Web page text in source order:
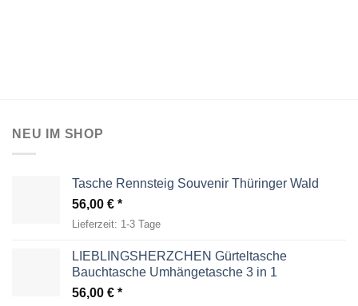
NEU IM SHOP
Tasche Rennsteig Souvenir Thüringer Wald
56,00 €
Lieferzeit: 1-3 Tage
LIEBLINGSHERZCHEN Gürteltasche
Bauchtasche Umhängetasche 3 in 1
56,00 €